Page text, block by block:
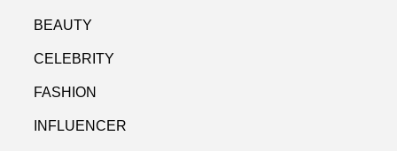
BEAUTY
CELEBRITY
FASHION
INFLUENCER